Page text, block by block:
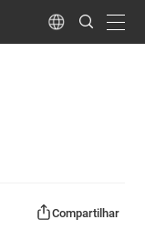
Language
Search
Submit
Compartilhar